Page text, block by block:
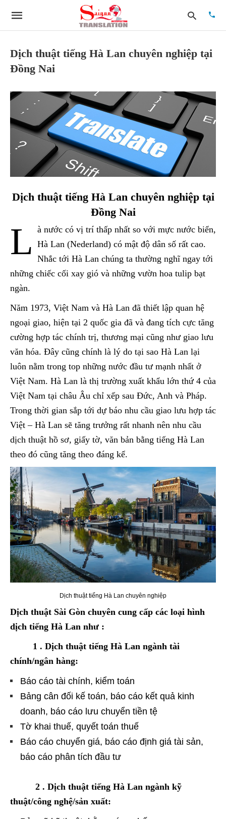
query
hit
Dịch thuật tiếng Hà Lan chuyên nghiệp tại
Đồng Nai
Dịch thuật tiếng Hà Lan chuyên nghiệp tại
Đồng Nai
L à nước có vị trí thấp nhất so với mực nước biển,
Hà Lan (Nederland) có mật độ dân số rất cao.
Nhắc tới Hà Lan chúng ta thường nghĩ ngay tới
những chiếc cối xay gió và những vườn hoa tulip bạt
ngàn.
Năm 1973, Việt Nam và Hà Lan đã thiết lập quan hệ
ngoại giao, hiện tại 2 quốc gia đã và đang tích cực tăng
cường hợp tác chính trị, thương mại cũng như giao lưu
văn hóa. Đây cũng chính là lý do tại sao Hà Lan lại
luôn nằm trong top những nước đầu tư mạnh nhất ở
Việt Nam. Hà Lan là thị trường xuất khẩu lớn thứ 4 của
Việt Nam tại châu Âu chỉ xếp sau Đức, Anh và Pháp.
Trong thời gian sắp tới dự báo nhu cầu giao lưu hợp tác
Việt – Hà Lan sẽ tăng trưởng rất nhanh nên nhu cầu
dịch thuật hồ sơ, giấy tờ, văn bản bằng tiếng Hà Lan
theo đó cũng tăng theo đáng kể.
Dịch thuật tiếng Hà Lan chuyên nghiệp
Dịch thuật Sài Gòn chuyên cung cấp các loại hình
dịch tiếng Hà Lan như :
1 . Dịch thuật tiếng Hà Lan ngành tài
chính/ngân hàng:
Báo cáo tài chính, kiểm toán
Bảng cân đối kế toán, báo cáo kết quả kinh
doanh, báo cáo lưu chuyển tiền tệ
Tờ khai thuế, quyết toán thuế
Báo cáo chuyển giá, báo cáo định giá tài sản,
báo cáo phân tích đầu tư
2 . Dịch thuật tiếng Hà Lan ngành kỹ
thuật/công nghệ/sản xuất: